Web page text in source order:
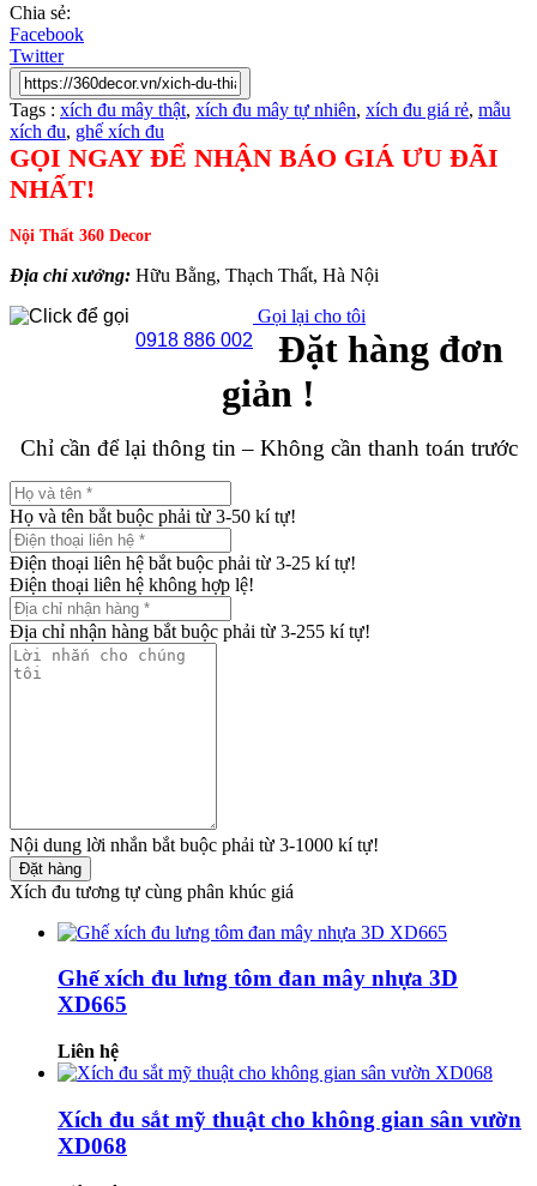
Chia sẻ:
Facebook
Twitter
Tags : xích đu mây thật, xích đu mây tự nhiên, xích đu giá rẻ, mẫu
xích đu, ghế xích đu
GỌI NGAY ĐỂ NHẬN BÁO GIÁ ƯU ĐÃI
NHẤT!
Nội Thất 360 Decor
Địa chỉ xưởng: Hữu Bằng, Thạch Thất, Hà Nội
0918 886 002
Gọi lại cho tôi
Đặt hàng đơn
giản !
Chỉ cần để lại thông tin – Không cần thanh toán trước
Họ và tên bắt buộc phải từ 3-50 kí tự!
Điện thoại liên hệ bắt buộc phải từ 3-25 kí tự!
Điện thoại liên hệ không hợp lệ!
Địa chỉ nhận hàng bắt buộc phải từ 3-255 kí tự!
Nội dung lời nhắn bắt buộc phải từ 3-1000 kí tự!
Đặt hàng
Xích đu tương tự cùng phân khúc giá
Ghế xích đu lưng tôm đan mây nhựa 3D
XD665
Liên hệ
Xích đu sắt mỹ thuật cho không gian sân vườn
XD068